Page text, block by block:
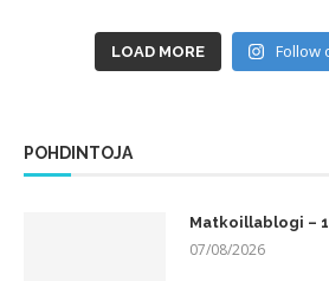
LOAD MORE Follow
POHDINTOJA
Matkoillablogi –
07/08/2026